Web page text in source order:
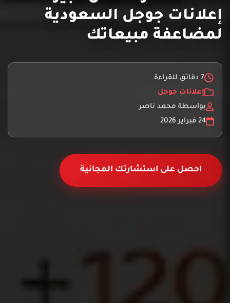
إعلانات جوجل السعودية
لمضاعفة مبيعاتك
7 دقائق للقراءة
إعلانات جوجل
بواسطة محمد ناصر
24 فبراير 2026
احصل على استشارتك المجانية